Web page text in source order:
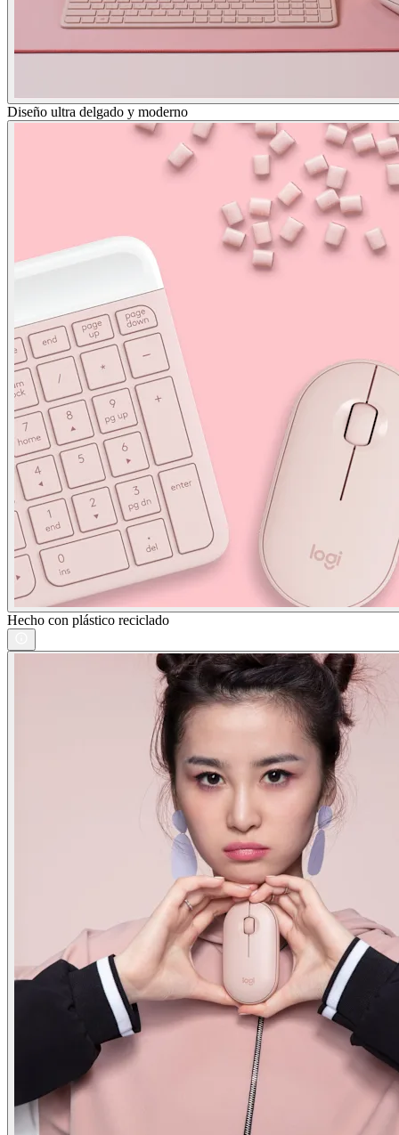
Diseño ultra delgado y moderno
Hecho con plástico reciclado